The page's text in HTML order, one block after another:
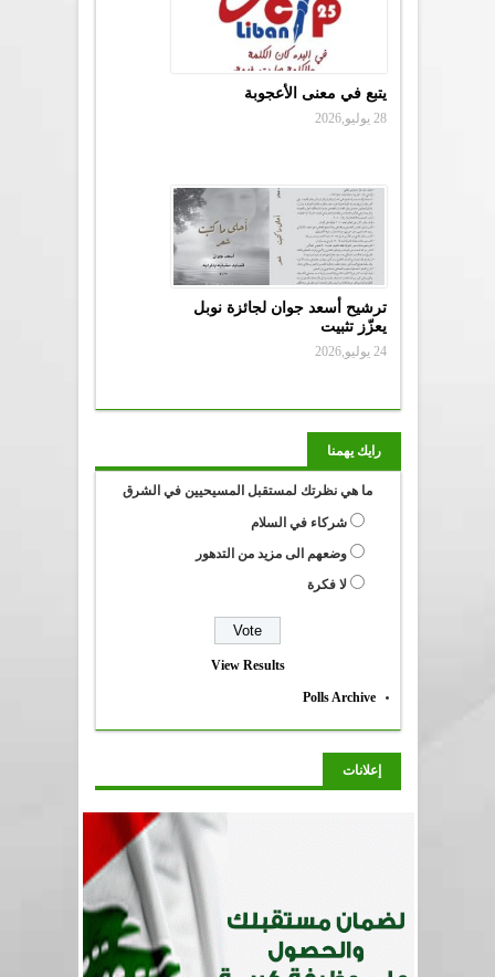
يتبع في معنى الأعجوبة
28 يوليو,2026
ترشيح أسعد جوان لجائزة نوبل
يعزّز تثبيت
24 يوليو,2026
رايك يهمنا
ما هي نظرتك لمستقبل المسيحيين في الشرق
شركاء في السلام
وضعهم الى مزيد من التدهور
لا فكرة
View Results
Polls Archive
إعلانات